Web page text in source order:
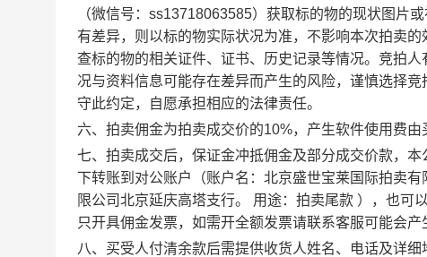
（微信号：ss13718063585）获取标的物的现状图片
有差异，则以标的物实际状况为准，不影响本次拍卖
查标的物的相关证件、证书、历史记录等情况。竞拍
况与资料信息可能存在差异而产生的风险，谨慎选择
守此约定，自愿承担相应的法律责任。
六、拍卖佣金为拍卖成交价的10%，产生软件使用费由
七、拍卖成交后，保证金冲抵佣金及部分成交价款，
下转账到对公账户（账户名：北京盛世宝莱国际拍卖
限公司北京延庆高塔支行。 用途：拍卖尾款 ），也可
只开具佣金发票，如需开全额发票请联系客服可能会产
八、买受人付清余款后需提供收货人姓名、电话及详